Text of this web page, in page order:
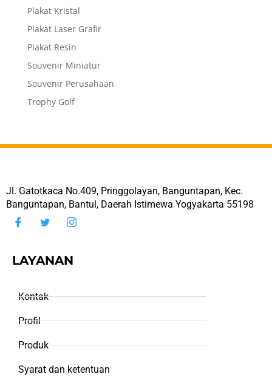
Plakat Kristal
Plakat Laser Grafir
Plakat Resin
Souvenir Miniatur
Souvenir Perusahaan
Trophy Golf
Jl. Gatotkaca No.409, Pringgolayan, Banguntapan, Kec.
Banguntapan, Bantul, Daerah Istimewa Yogyakarta 55198
LAYANAN
Kontak
Profil
Produk
Syarat dan ketentuan